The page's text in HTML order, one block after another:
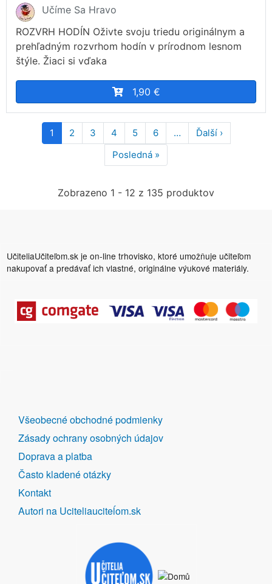
Učíme Sa Hravo
ROZVRH HODÍN Oživte svoju triedu originálnym a
prehľadným rozvrhom hodín v prírodnom lesnom
štýle. Žiaci si vďaka
1,90 €
Pagination
1 2 3 4 5 6 … Ďalší ›Ďalšia
strana
Posledná »
strana
Zobrazeno 1 - 12 z 135 produktov
UčiteliaUčiteľom.sk je on-line trhovisko, ktoré umožňuje učiteľom
nakupovať a predávať ich vlastné, originálne výukové materiály.
DALŠÍ
ODKAZY
Všeobecné obchodné podmienky
Zásady ochrany osobných údajov
Doprava a platba
Často kladené otázky
Kontakt
Autori na Uciteliauciteĺom.sk